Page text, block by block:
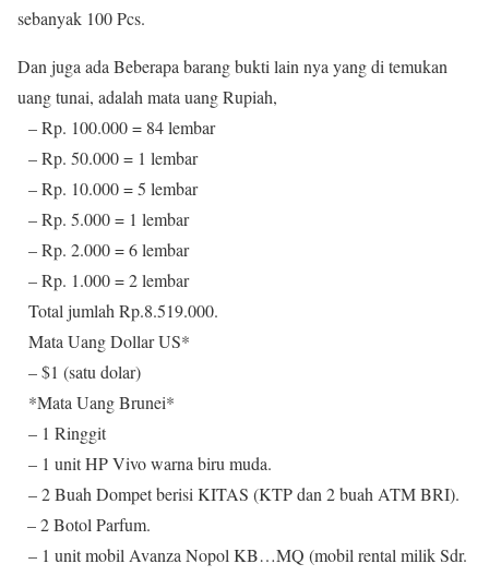
sebanyak 100 Pcs.
Dan juga ada Beberapa barang bukti lain nya yang di temukan
uang tunai, adalah mata uang Rupiah,
– Rp. 100.000 = 84 lembar
– Rp. 50.000 = 1 lembar
– Rp. 10.000 = 5 lembar
– Rp. 5.000 = 1 lembar
– Rp. 2.000 = 6 lembar
– Rp. 1.000 = 2 lembar
Total jumlah Rp.8.519.000.
Mata Uang Dollar US*
– $1 (satu dolar)
*Mata Uang Brunei*
– 1 Ringgit
– 1 unit HP Vivo warna biru muda.
– 2 Buah Dompet berisi KITAS (KTP dan 2 buah ATM BRI).
– 2 Botol Parfum.
– 1 unit mobil Avanza Nopol KB…MQ (mobil rental milik Sdr.